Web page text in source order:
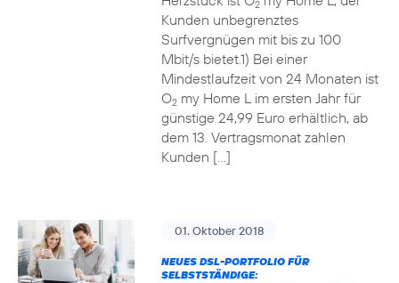
2
Kunden unbegrenztes
Surfvergnügen mit bis zu 100
Mbit/s bietet.1) Bei einer
Mindestlaufzeit von 24 Monaten ist
O2my Home L im ersten Jahr für
günstige 24,99 Euro erhältlich, ab
dem 13. Vertragsmonat zahlen
Kunden […]
01. Oktober 2018
NEUES DSL-PORTFOLIO FÜR
SELBSTSTÄNDIGE: